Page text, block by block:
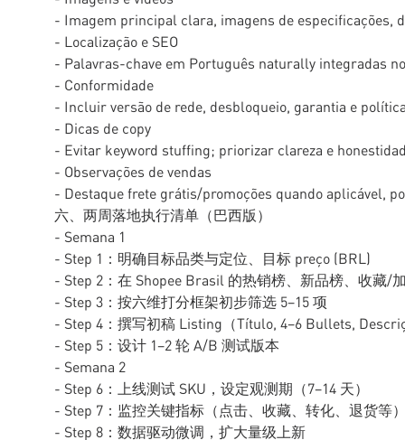
- Imagem principal clara, imagens de especificações,
- Localização e SEO
- Palavras-chave em Português naturally integradas
- Conformidade
- Incluir versão de rede, desbloqueio, garantia e
- Dicas de copy
- Evitar keyword stuffing; priorizar clareza e
- Observações de vendas
- Destaque frete grátis/promoções quando aplicável,
六、两周落地执行清单（巴西版）
- Semana 1
- Step 1：明确目标品类与定位、目标 preço (BRL)
- Step 2：在 Shopee Brasil 的热销榜、新品榜、收藏/
- Step 3：按六维打分框架初步筛选 5–15 项
- Step 4：撰写初稿 Listing（Título, 4–6 Bullets,
- Step 5：设计 1–2 轮 A/B 测试版本
- Semana 2
- Step 6：上线测试 SKU，设定观测期（7–14 天）
- Step 7：监控关键指标（点击、收藏、转化、退货等
- Step 8：数据驱动微调，扩大量级上新